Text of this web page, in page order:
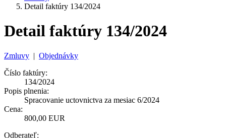
Detail faktúry 134/2024
Detail faktúry 134/2024
Zmluvy | Objednávky
Číslo faktúry:
134/2024
Popis plnenia:
Spracovanie uctovnictva za mesiac 6/2024
Cena:
800,00 EUR
Odberateľ: